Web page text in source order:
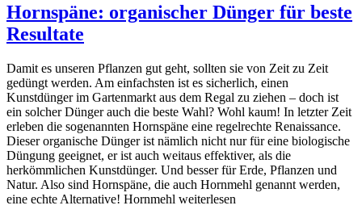
Hornspäne: organischer Dünger für beste
Resultate
Damit es unseren Pflanzen gut geht, sollten sie von Zeit zu Zeit
gedüngt werden. Am einfachsten ist es sicherlich, einen
Kunstdünger im Gartenmarkt aus dem Regal zu ziehen – doch ist
ein solcher Dünger auch die beste Wahl? Wohl kaum! In letzter Zeit
erleben die sogenannten Hornspäne eine regelrechte Renaissance.
Dieser organische Dünger ist nämlich nicht nur für eine biologische
Düngung geeignet, er ist auch weitaus effektiver, als die
herkömmlichen Kunstdünger. Und besser für Erde, Pflanzen und
Natur. Also sind Hornspäne, die auch Hornmehl genannt werden,
eine echte Alternative! Hornmehl weiterlesen